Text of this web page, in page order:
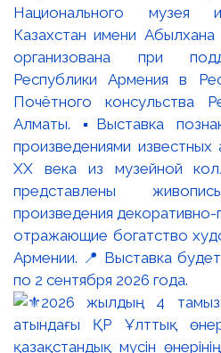
Национального музея
Казахстан имени
организована при
Республики Армения в
Почётного консульства
Алматы. ▪️Выставка
произведениями
XX века из музейной
представлены
произведения декоративно-
отражающие богатство
Армении. 📍 Выставка
по 2 сентября 2026 года.